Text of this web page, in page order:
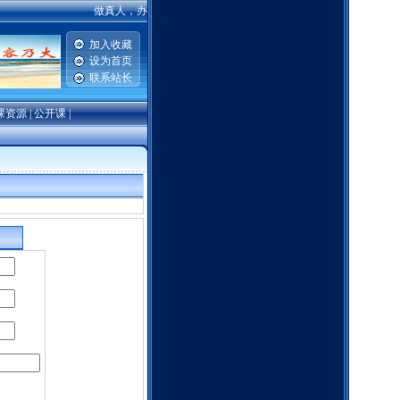
做真人，办真事，学真语文——安阳市北关区中学语文 [admin
加入收藏
设为首页
联系站长
资源|公开课|